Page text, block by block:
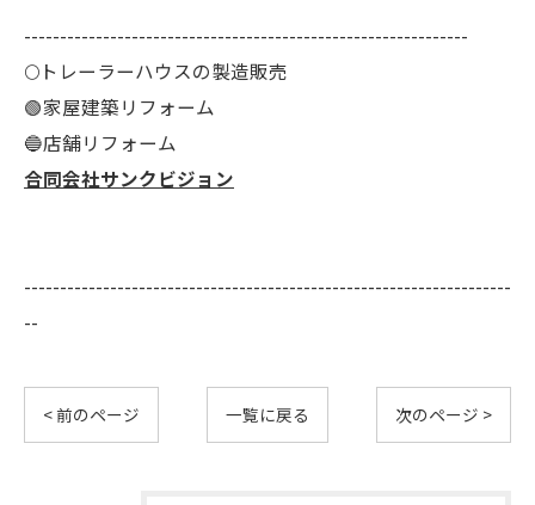
--------------------------------------------------------------
🌕️トレーラーハウスの製造販売
🟢家屋建築リフォーム
🔵店舗リフォーム
合同会社サンクビジョン
--------------------------------------------------------------------
--
< 前のページ 一覧に戻る 次のページ >